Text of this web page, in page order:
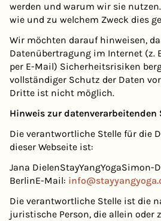
werden und warum wir sie
wie und zu welchem Zweck dies
Wir möchten darauf hinweisen,
Datenübertragung im Internet (z.
per E-Mail) Sicherheitsrisiken
vollständiger Schutz der Daten
Dritte ist nicht möglich.
Hinweis zur datenverarbeitenden
Die verantwortliche Stelle für die
dieser Webseite ist:
Jana DielenStayYangYogaSimon-
BerlinE-Mail:
Die verantwortliche Stelle ist die
juristische Person, die allein oder